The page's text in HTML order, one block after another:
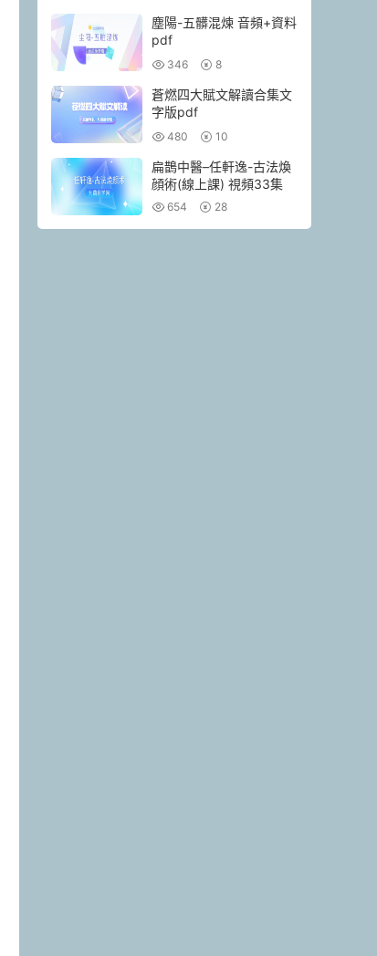
塵陽-五髒混煉 音頻+資料
pdf
346 8
蒼燃四大賦文解讀合集文
字版pdf
480 10
扁鵲中醫–任軒逸-古法煥
顔術(線上課) 視頻33集
654 28